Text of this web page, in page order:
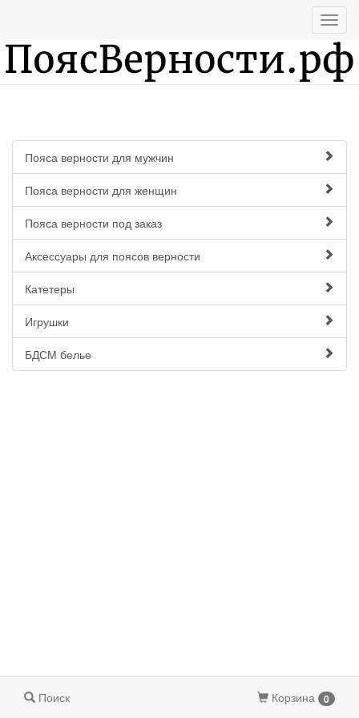
Пояса верности для мужчин
Пояса верности для женщин
Пояса верности под заказ
Аксессуары для поясов верности
Катетеры
Игрушки
БДСМ белье
Поиск Корзина 0